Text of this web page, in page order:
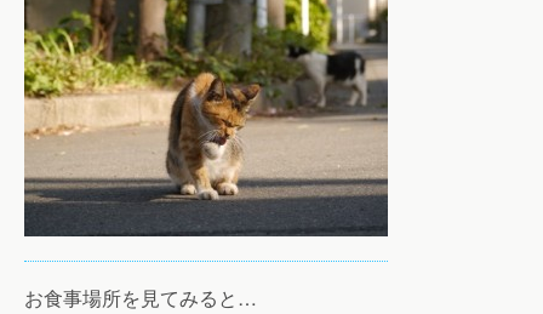
お食事場所を見てみると…